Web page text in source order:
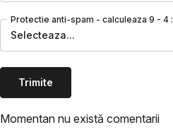
Protectie anti-spam - calculeaza 9 - 4 :
Selecteaza...
Trimite
Momentan nu există comentarii